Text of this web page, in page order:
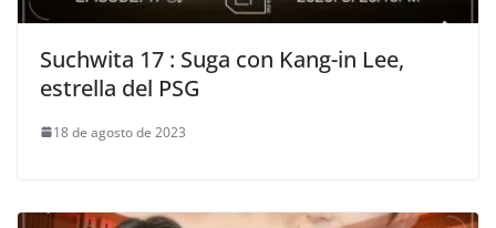
Suchwita 17 : Suga con Kang-in Lee,
estrella del PSG
18 de agosto de 2023